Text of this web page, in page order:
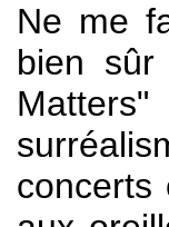
Ne me
bien sûr
concerts